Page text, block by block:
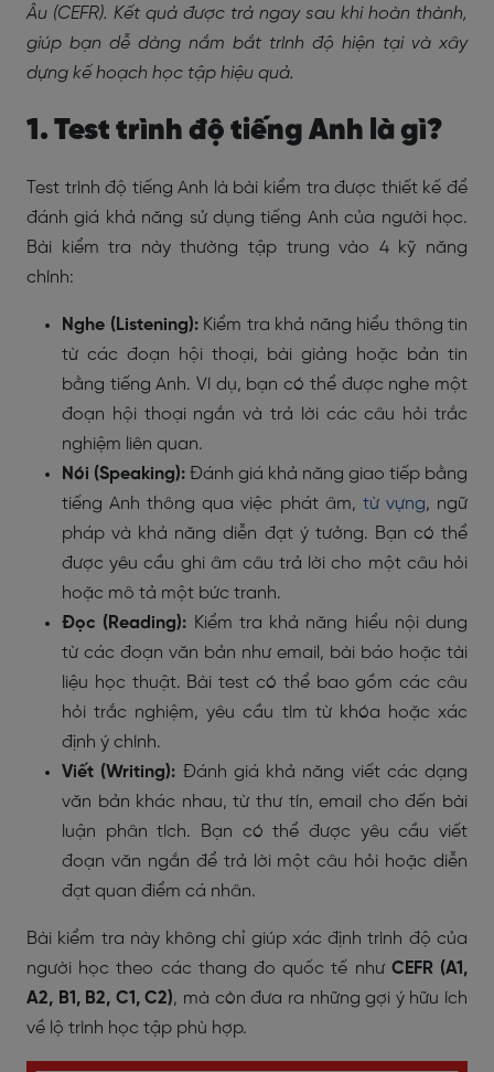
Âu (CEFR). Kết quả được trả ngay sau khi hoàn thành,
giúp bạn dễ dàng nắm bắt trình độ hiện tại và xây
dựng kế hoạch học tập hiệu quả.
1. Test trình độ tiếng Anh là gì?
Test trình độ tiếng Anh là bài kiểm tra được thiết kế để
đánh giá khả năng sử dụng tiếng Anh của người học.
Bài kiểm tra này thường tập trung vào 4 kỹ năng
chính:
Nghe (Listening):Kiểm tra khả năng hiểu thông tin
từ các đoạn hội thoại, bài giảng hoặc bản tin
bằng tiếng Anh. Ví dụ, bạn có thể được nghe một
đoạn hội thoại ngắn và trả lời các câu hỏi trắc
nghiệm liên quan.
Nói (Speaking): Đánh giá khả năng giao tiếp bằng
tiếng Anh thông qua việc phát âm, từ vựng, ngữ
pháp và khả năng diễn đạt ý tưởng. Bạn có thể
được yêu cầu ghi âm câu trả lời cho một câu hỏi
hoặc mô tả một bức tranh.
Đọc (Reading): Kiểm tra khả năng hiểu nội dung
từ các đoạn văn bản như email, bài báo hoặc tài
liệu học thuật. Bài test có thể bao gồm các câu
hỏi trắc nghiệm, yêu cầu tìm từ khóa hoặc xác
định ý chính.
Viết (Writing): Đánh giá khả năng viết các dạng
văn bản khác nhau, từ thư tín, email cho đến bài
luận phân tích. Bạn có thể được yêu cầu viết
đoạn văn ngắn để trả lời một câu hỏi hoặc diễn
đạt quan điểm cá nhân.
Bài kiểm tra này không chỉ giúp xác định trình độ của
người học theo các thang đo quốc tế như CEFR (A1,
A2, B1, B2, C1, C2), mà còn đưa ra những gợi ý hữu ích
về lộ trình học tập phù hợp.